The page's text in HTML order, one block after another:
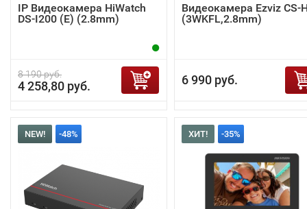
IP Видеокамера HiWatch
DS-I200 (E) (2.8mm)
8 190 руб.
4 258,80 руб.
Видеокамера Ezviz CS-
(3WKFL,2.8mm)
6 990 руб.
NEW! -48% ХИТ! -35%